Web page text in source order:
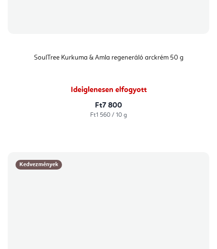
SoulTree Kurkuma & Amla regeneráló arckrém 50 g
Ideiglenesen elfogyott
Ft7 800
Egységár:
Ft1 560 / 10 g
Kedvezmények